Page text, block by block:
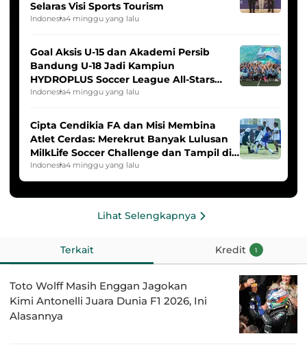
Selaras Visi Sports Tourism
Indonesia4 minggu yang lalu
Goal Aksis U-15 dan Akademi Persib
Bandung U-18 Jadi Kampiun
HYDROPLUS Soccer League All-Stars
2025/2026
Indonesia4 minggu yang lalu
Cipta Cendikia FA dan Misi Membina
Atlet Cerdas: Merekrut Banyak Lulusan
MilkLife Soccer Challenge dan Tampil di
HYDROPLUS Soccer League
Indonesia4 minggu yang lalu
Lihat Selengkapnya
Terkait Kredit 1
Toto Wolff Masih Enggan Jagokan
Kimi Antonelli Juara Dunia F1 2026, Ini
Alasannya